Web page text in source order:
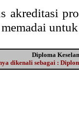
akreditasi
Diploma
dikenali sebagai :